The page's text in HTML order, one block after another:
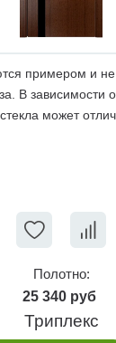
примером и не
В зависимости
может
Полотно:
25 340 руб
Триплекс